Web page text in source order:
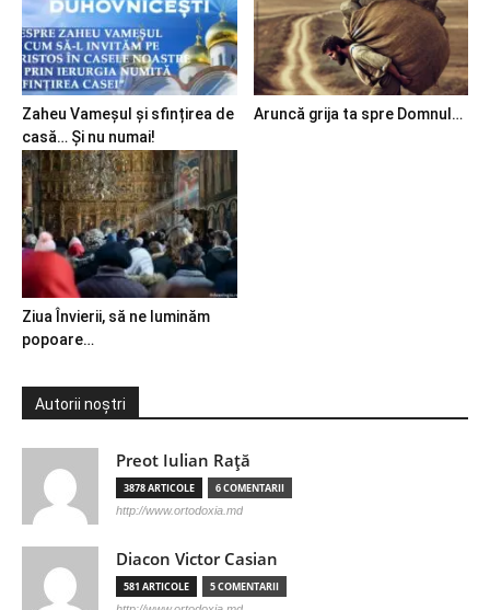
Zaheu Vameșul și sfințirea de
casă… Și nu numai!
Aruncă grija ta spre Domnul…
Ziua Învierii, să ne luminăm
popoare…
Autorii noștri
Preot Iulian Raţă
3878 ARTICOLE 6 COMENTARII
http://www.ortodoxia.md
Diacon Victor Casian
581 ARTICOLE 5 COMENTARII